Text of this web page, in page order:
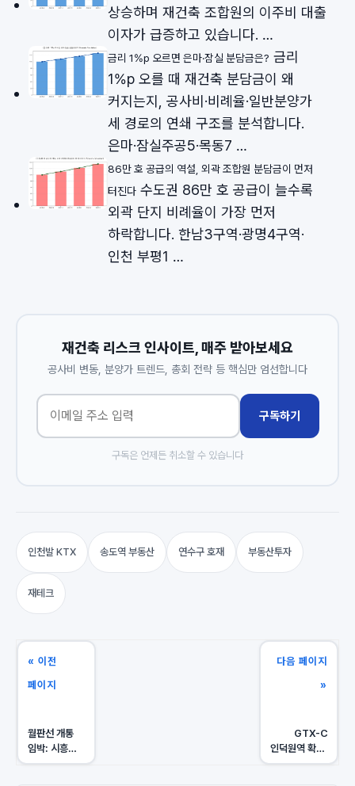
상승하며 재건축 조합원의 이주비 대출
이자가 급증하고 있습니다. …
금리 1%p 오르면 은마·잠실 분담금은? 금리
1%p 오를 때 재건축 분담금이 왜
커지는지, 공사비·비례율·일반분양가
세 경로의 연쇄 구조를 분석합니다.
은마·잠실주공5·목동7 …
86만 호 공급의 역설, 외곽 조합원 분담금이 먼저
터진다 수도권 86만 호 공급이 늘수록
외곽 단지 비례율이 가장 먼저
하락합니다. 한남3구역·광명4구역·
인천 부평1 …
재건축 리스크 인사이트, 매주 받아보세요
공사비 변동, 분양가 트렌드, 총회 전략 등 핵심만 엄선합니다
구독하기
구독은 언제든 취소할 수 있습니다
인천발 KTX 송도역 부동산 연수구 호재 부동산투자
재테크
« 이전
페이지
월판선 개통
임박: 시흥
장현 vs 안양
다음 페이지
»
GTX-C
인덕원역 확정:
의왕/안양/